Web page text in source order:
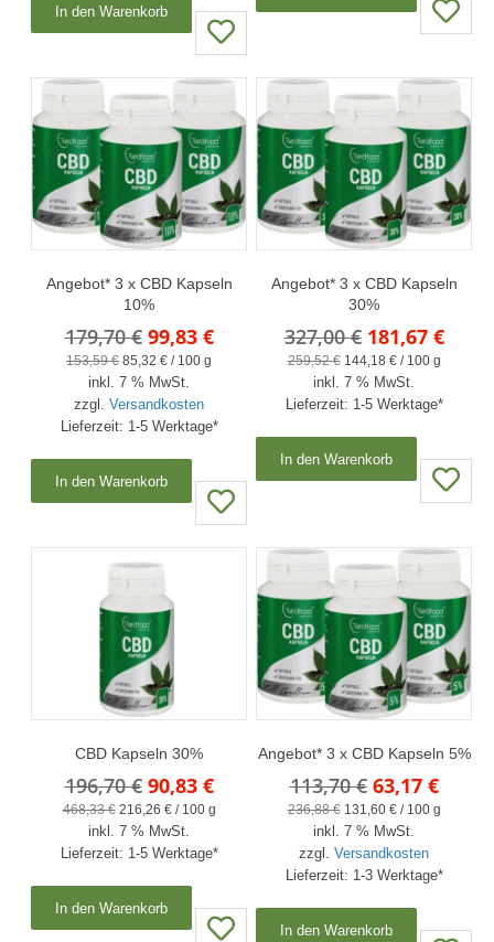
In den Warenkorb
Angebot* 3 x CBD Kapseln
10%
179,70€ Ursprünglicher
Preis
war:
179,70 €
99,83 €Aktueller
99,83 €.
153,59€ 85,32€ / 100 g
inkl. 7 % MwSt.
zzgl.Versandkosten
Lieferzeit: 1-5 Werktage*
In den Warenkorb
Angebot* 3 x CBD Kapseln
30%
327,00€
Preis
war:
327,00 €
181,67 €
259,52€ 144,18 €/ 100 g
inkl. 7 % MwSt.
Lieferzeit: 1-5 Werktage*
In den Warenkorb
CBD Kapseln 30%
196,70€ Ursprünglicher
Preis
war:
196,70 €
90,83 €Aktueller
Preis
90,83 €.
468,33€ 216,26 €/ 100 g
inkl. 7 % MwSt.
Lieferzeit: 1-5 Werktage*
In den Warenkorb
Angebot* 3 x CBD Kapseln 5%
113,70€
Preis
war:
113,70 €
63,17 €
Preis
63,17
236,88€ 131,60 €/ 100 g
inkl. 7 % MwSt.
zzgl.Versandkosten
Lieferzeit: 1-3 Werktage*
In den Warenkorb